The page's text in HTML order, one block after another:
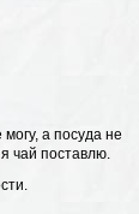
а посуда не
чай поставлю.